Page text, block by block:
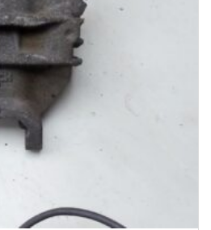
1-3 Werktage